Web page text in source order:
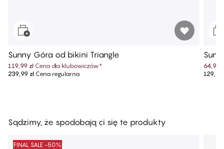
Sunny Góra od bikini Triangle
119,99 zł Cena dla klubowiczów*
239,99 złCena regularna
64,99
129,99
Sądzimy, że spodobają ci się te produkty
FINAL SALE -50%